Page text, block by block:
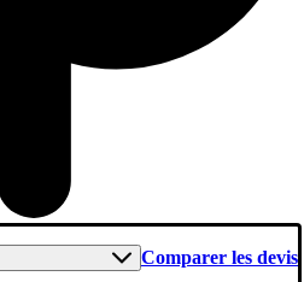
Comparer les devis